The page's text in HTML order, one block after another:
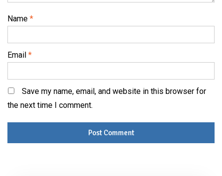
Name *
Email *
Save my name, email, and website in this browser for
the next time I comment.